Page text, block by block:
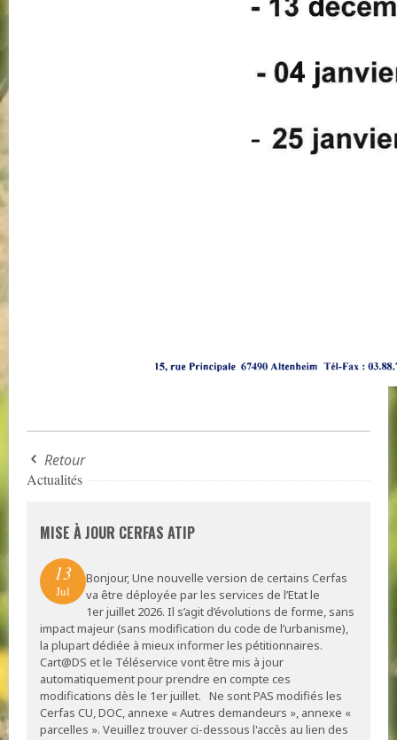
Retour
Actualités
MISE À JOUR CERFAS ATIP
13
Jul
Bonjour, Une nouvelle version de certains Cerfas
va être déployée par les services de l’Etat le
1er juillet 2026. Il s’agit d’évolutions de forme, sans
impact majeur (sans modification du code de l’urbanisme),
la plupart dédiée à mieux informer les pétitionnaires.
Cart@DS et le Téléservice vont être mis à jour
automatiquement pour prendre en compte ces
modifications dès le 1er juillet. Ne sont PAS modifiés les
Cerfas CU, DOC, annexe « Autres demandeurs », annexe «
parcelles ». Veuillez trouver ci-dessous l'accès au lien des